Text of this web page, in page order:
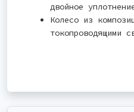
двойное
Колесо из
токопроводящими